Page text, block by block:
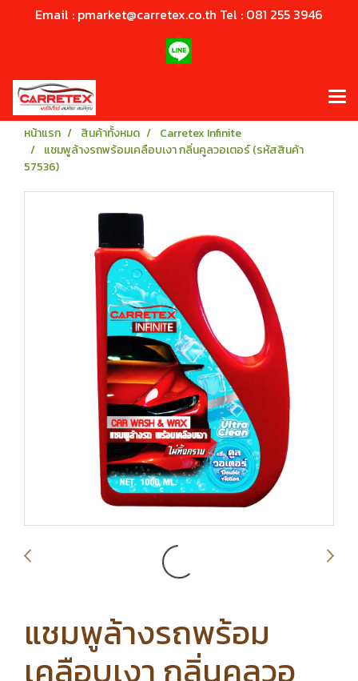
Email : pmarket@carretex.co.th Tel : 081 255 3946
หน้าแรก สินค้าทั้งหมด
Carretex Infinite
แชมพูล้างรถพร้อมเคลือบเงา กลิ่นคูลวอเตอร์ (รหัสสินค้า
57536)
แชมพูล้างรถพร้อม
เคลือบเงา กลิ่นคูลวอ